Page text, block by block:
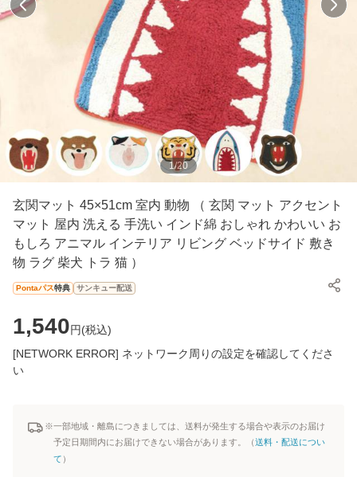
1/20
玄関マット 45×51cm 室内 動物 （ 玄関 マット アクセント
マット 屋内 洗える 手洗い インド綿 おしゃれ かわいい お
もしろ アニマル インテリア リビング ベッドサイド 敷き
物 ラグ 柴犬 トラ 猫 ）
Pontaパス特典 サンキュー配送
1,540円(税込)
[NETWORK ERROR] ネットワーク周りの設定を確認してくださ
い
※一部地域・離島につきましては、送料が発生する場合や表示のお届け
予定日期間内にお届けできない場合があります。（送料・配送につい
て ）